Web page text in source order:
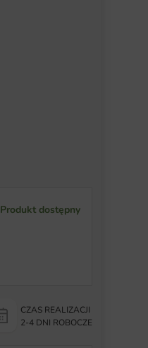
Produkt dostępny
CZAS REALIZACJI
2-4 DNI ROBOCZE